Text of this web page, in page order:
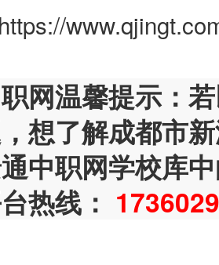
网温馨提示：
想了解成都市
中职网学校库
热线：